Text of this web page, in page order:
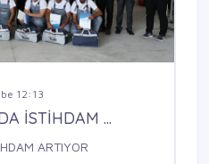
12:13
İSTİHDAM ...
ARTIYOR